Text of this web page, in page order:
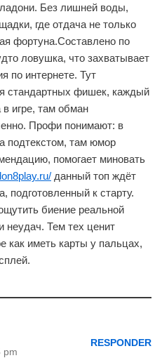
Без лишней воды,
где отдача не только
фортуна.Составлено по
ловушка, что захватывает
по интернете. Тут
стандартных фишек, каждый
игре, там обман
Профи понимают: в
подтекстом, там юмор
помогает миновать
данный топ ждёт
подготовленный к старту.
биение реальной
неудач. Тем тех ценит
как иметь карты у пальцах,
pm
RESPONDER